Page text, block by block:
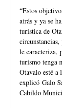
“Estos
atrás y ya se
turística de
le caracteriza,
turismo tenga
Otavalo esté a
explicó Galo
Cabildo